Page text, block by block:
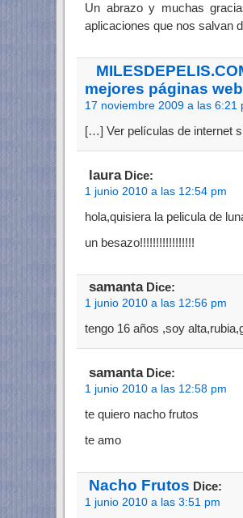
Un abrazo y muchas
aplicaciones que nos salvan
mejores páginas
17 noviembre 2009 a las 6:21
[…] Ver películas de internet
lauraDice:
1 junio 2010 a las 12:54 pm
hola,quisiera la pelicula de
un besazo!!!!!!!!!!!!!!!!!
samantaDice:
1 junio 2010 a las 12:56 pm
tengo 16 años ,soy
samantaDice:
1 junio 2010 a las 12:58 pm
te quiero nacho frutos
te amo
Nacho Frutos Dice:
1 junio 2010 a las 3:51 pm